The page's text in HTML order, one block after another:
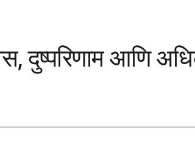
दुष्परिणाम आणि